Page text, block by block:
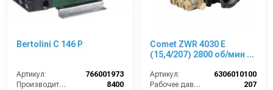
Bertolini С 146 Р
Артикул:
766001973
Производительность (л/ч):
8400
Comet ZWR 4030 E
(15,4/207) 2800 об/мин 28
Артикул:
6306010100
Рабочее давление (бар):
207